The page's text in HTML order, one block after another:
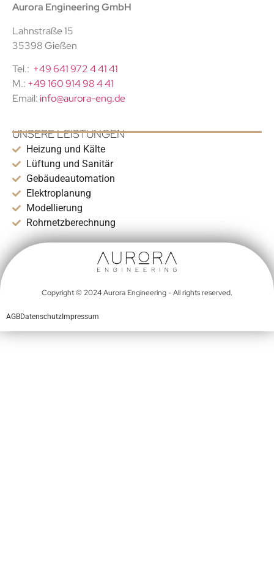
Aurora Engineering GmbH
Lahnstraße 15
35398 Gießen
Tel.: +49 641 972 4 41 41
M.: +49 160 914 98 4 41
Email: info@aurora-eng.de
UNSERE LEISTUNGEN
Heizung und Kälte
Lüftung und Sanitär
Gebäudeautomation
Elektroplanung
Modellierung
Rohrnetzberechnung
Copyright © 2024 Aurora Engineering - All rights reserved.
AGBDatenschutz Impressum